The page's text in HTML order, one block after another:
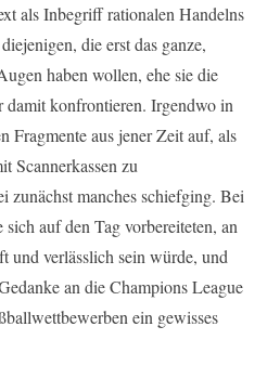
als Inbegriff rationalen Handelns
die erst das ganze,
haben wollen, ehe sie die
damit konfrontieren. Irgendwo in
Fragmente aus jener Zeit auf, als
Scannerkassen zu
zunächst manches schiefging. Bei
auf den Tag vorbereiteten, an
und verlässlich sein würde, und
an die Champions League
ein gewisses